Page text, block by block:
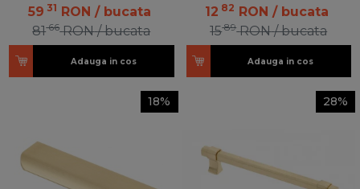
59 31 RON / bucata
8166 RON / bucata
Adauga in cos
12 82 RON / bucata
1589 RON / bucata
Adauga in cos
18% 28%